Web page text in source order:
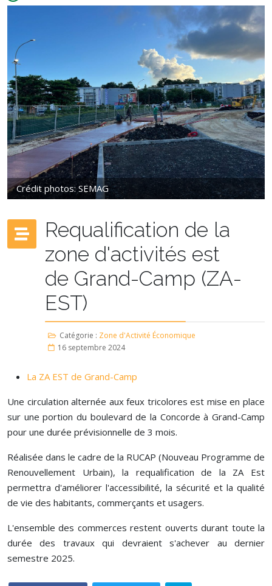
Crédit photos: SEMAG
Requalification de la
zone d'activités est
de Grand-Camp (ZA-
EST)
Catégorie : Zone d'Activité Économique
16 septembre 2024
La ZA EST de Grand-Camp
Une circulation alternée aux feux tricolores est mise en place
sur une portion du boulevard de la Concorde à Grand-Camp
pour une durée prévisionnelle de 3 mois.
Réalisée dans le cadre de la RUCAP (Nouveau Programme de
Renouvellement Urbain), la requalification de la ZA Est
permettra d'améliorer l'accessibilité, la sécurité et la qualité
de vie des habitants, commerçants et usagers.
L'ensemble des commerces restent ouverts durant toute la
durée des travaux qui devraient s'achever au dernier
semestre 2025.